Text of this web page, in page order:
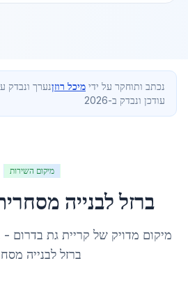
נכתב ותוחקר על ידי מיכל רוזןנערך ונבדק
עודכן ונבדק ב-2026
מיקום השירות
ברזל לבנייה
מיקום מדויק של קריית גת בדרום -
ברזל לבנייה